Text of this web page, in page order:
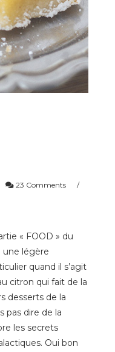
23 Comments
« FOOD » du
une légère
quand il s’agit
citron qui fait de la
desserts de la
pas dire de la
les secrets
Oui bon